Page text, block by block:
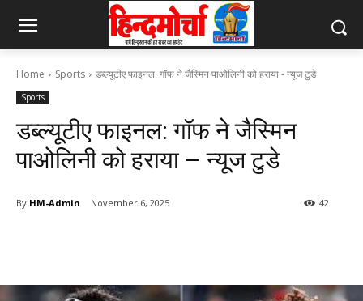
Home Sports डब्ल्यूटीए फाइनल: गॉफ ने जैस्मिन पाओलिनी को हराया - न्यूज टुडे
Sports
डब्ल्यूटीए फाइनल: गॉफ ने जैस्मिन
पाओलिनी को हराया – न्यूज टुडे
By HM-Admin November 6, 2025 42